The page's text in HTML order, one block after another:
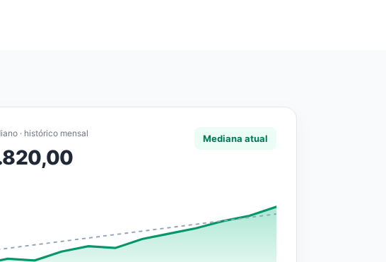
· histórico mensal Mediana atual